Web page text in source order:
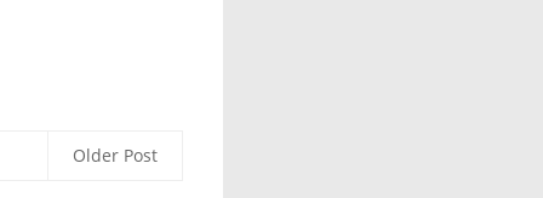
Older Post